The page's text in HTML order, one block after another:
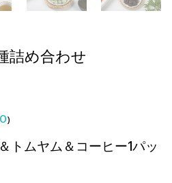
詰め合わせ
)
トムヤム＆コーヒー1パッ